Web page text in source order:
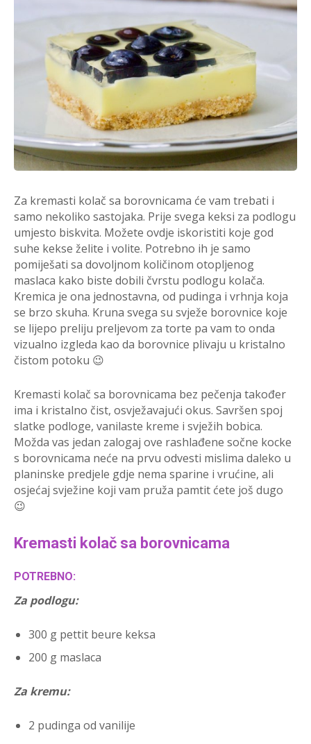
Za kremasti kolač sa borovnicama će vam trebati i
samo nekoliko sastojaka. Prije svega keksi za podlogu
umjesto biskvita. Možete ovdje iskoristiti koje god
suhe kekse želite i volite. Potrebno ih je samo
pomiješati sa dovoljnom količinom otopljenog
maslaca kako biste dobili čvrstu podlogu kolača.
Kremica je ona jednostavna, od pudinga i vrhnja koja
se brzo skuha. Kruna svega su svježe borovnice koje
se lijepo preliju preljevom za torte pa vam to onda
vizualno izgleda kao da borovnice plivaju u kristalno
čistom potoku 😉
Kremasti kolač sa borovnicama bez pečenja također
ima i kristalno čist, osvježavajući okus. Savršen spoj
slatke podloge, vanilaste kreme i svježih bobica.
Možda vas jedan zalogaj ove rashlađene sočne kocke
s borovnicama neće na prvu odvesti mislima daleko u
planinske predjele gdje nema sparine i vrućine, ali
osjećaj svježine koji vam pruža pamtit ćete još dugo
😉
Kremasti kolač sa borovnicama
POTREBNO:
Za podlogu:
300 g pettit beure keksa
200 g maslaca
Za kremu:
2 pudinga od vanilije